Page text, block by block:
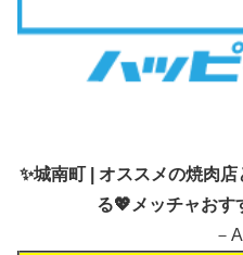
✨城南町 | オススメの焼肉
る💖メッチャおす
－